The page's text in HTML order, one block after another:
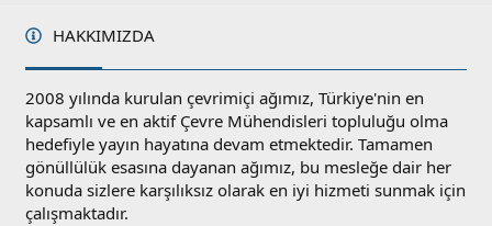
HAKKIMIZDA
2008 yılında kurulan çevrimiçi ağımız, Türkiye'nin en
kapsamlı ve en aktif Çevre Mühendisleri topluluğu olma
hedefiyle yayın hayatına devam etmektedir. Tamamen
gönüllülük esasına dayanan ağımız, bu mesleğe dair her
konuda sizlere karşılıksız olarak en iyi hizmeti sunmak için
çalışmaktadır.